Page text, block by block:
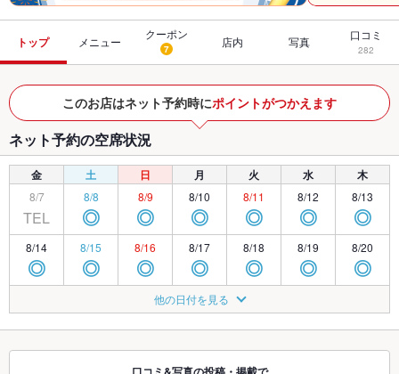
トップ メニュー
クーポン
7 店内 写真 口コミ
282
このお店はネット予約時にポイントがつかえます
ネット予約の空席状況
金 土 日 月 火 水 木
8/7
TEL
8/8
◎
8/9
◎
8/10
◎
8/11
◎
8/12
◎
8/13
◎
8/14
◎
8/15
◎
8/16
◎
8/17
◎
8/18
◎
8/19
◎
8/20
◎
◎ ◎
8/23
◎
8/24
◎
8/25
◎ ◎ ◎
8/28 8/29 8/30 8/31 9/1 9/2 9/3
他の日付を見る